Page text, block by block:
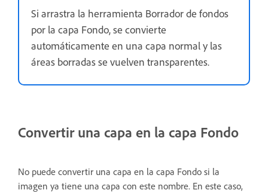
Si arrastra la herramienta Borrador de fondos
por la capa Fondo, se convierte
automáticamente en una capa normal y las
áreas borradas se vuelven transparentes.
Convertir una capa en la capa Fondo
No puede convertir una capa en la capa Fondo si la
imagen ya tiene una capa con este nombre. En este caso,